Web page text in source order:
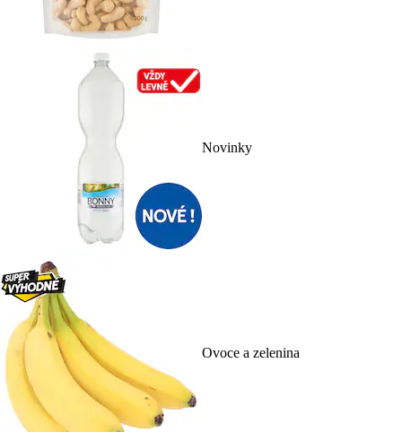
Novinky
Ovoce a zelenina